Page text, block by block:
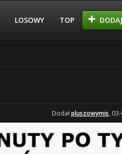
LOSOWY TOP DODAJ
Dodałpluszowymis,